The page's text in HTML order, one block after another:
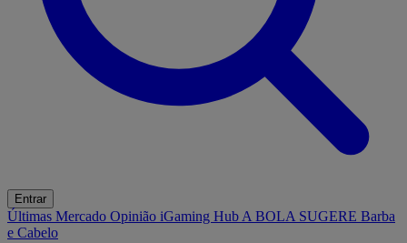
Entrar
Últimas Mercado Opinião iGaming Hub A BOLA SUGERE Barba
e Cabelo